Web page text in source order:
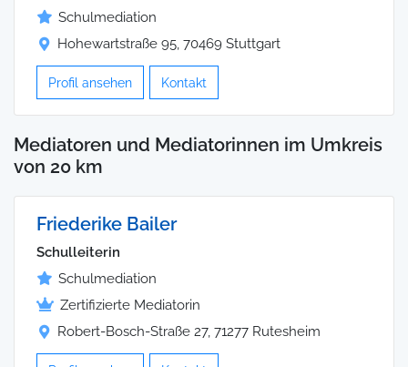
Schulmediation
Hohewartstraße 95, 70469 Stuttgart
Profil ansehen Kontakt
Mediatoren und Mediatorinnen im Umkreis
von 20 km
Friederike Bailer
Schulleiterin
Schulmediation
Zertifizierte Mediatorin
Robert-Bosch-Straße 27, 71277 Rutesheim